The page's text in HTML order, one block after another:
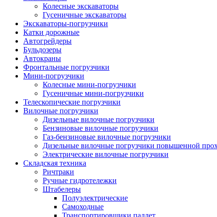
Колесные экскаваторы
Гусеничные экскаваторы
Экскаваторы-погрузчики
Катки дорожные
Автогрейдеры
Бульдозеры
Автокраны
Фронтальные погрузчики
Мини-погрузчики
Колесные мини-погрузчики
Гусеничные мини-погрузчики
Телескопические погрузчики
Вилочные погрузчики
Дизельные вилочные погрузчики
Бензиновые вилочные погрузчики
Газ-бензиновые вилочные погрузчики
Дизельные вилочные погрузчики повышенной
Электрические вилочные погрузчики
Складская техника
Ричтраки
Ручные гидротележки
Штабелеры
Полуэлектрические
Самоходные
Транспортировщики паллет